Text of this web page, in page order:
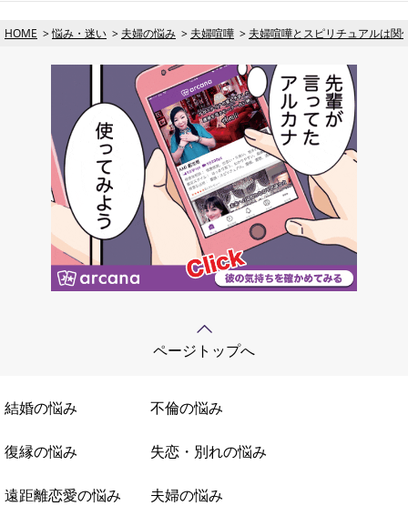
HOME 悩み・迷い 夫婦の悩み 夫婦喧嘩 夫婦喧嘩とスピリチュアルは
ページトップへ
結婚の悩み 不倫の悩み
復縁の悩み 失恋・別れの悩み
遠距離恋愛の悩み 夫婦の悩み